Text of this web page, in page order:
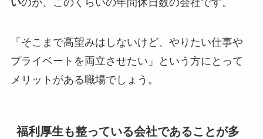
いのが、このくらいの年間休日数の会社です。
「そこまで高望みはしないけど、やりたい仕事や
プライベートを両立させたい」という方にとって
メリットがある職場でしょう。
福利厚生も整っている会社であることが多